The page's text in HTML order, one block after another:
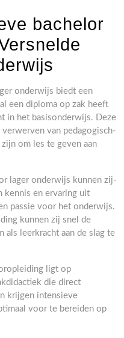
bachelor
onderwijs biedt een
een diploma op zak heeft
in het basisonderwijs. Deze
van pedagogisch-
om les te geven aan
lager onderwijs kunnen zij-
kennis en ervaring uit
passie voor het onderwijs.
kunnen zij snel de
als leerkracht aan de slag te
ligt op
die direct
krijgen intensieve
voor te bereiden op